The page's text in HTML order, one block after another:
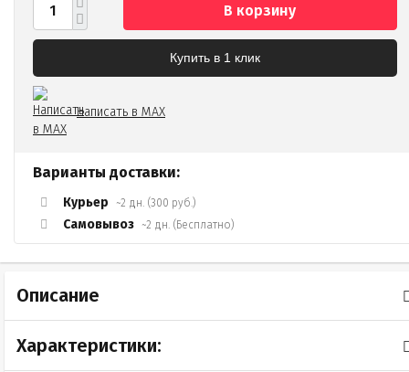
В корзину
Купить в 1 клик
Написать в MAX
Варианты доставки:
Курьер ~2 дн. (300 руб.)
Самовывоз ~2 дн. (Бесплатно)
Описание
Характеристики: